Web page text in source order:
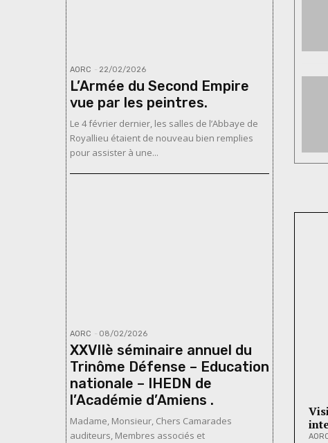
AORC - 22/02/2026
L’Armée du Second Empire
vue par les peintres.
Le 4 février dernier, les salles de l’Abbaye de
Royallieu étaient de nouveau bien remplies
pour assister à une...
AORC - 08/02/2026
XXVIIè séminaire annuel du
Trinôme Défense – Education
nationale – IHEDN de
l’Académie d’Amiens .
Madame, Monsieur, Chers Camarades
auditeurs, Membres associés et